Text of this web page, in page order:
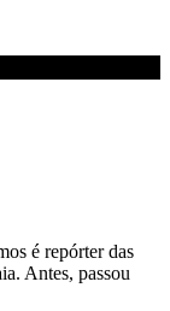
é repórter das
Antes, passou